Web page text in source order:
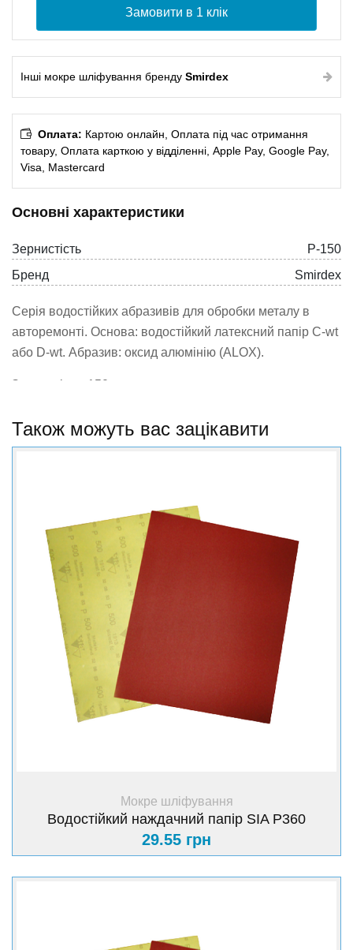
Замовити в 1 клік
Інші мокре шліфування бренду Smirdex
Оплата: Картою онлайн, Оплата під час отримання
товару, Оплата карткою у відділенні, Apple Pay, Google Pay,
Visa, Mastercard
Основні характеристики
Зернистість
P-150
Бренд
Smirdex
Серія водостійких абразивів для обробки металу в
авторемонті. Основа: водостійкий латексний папір С-wt
або D-wt. Абразив: оксид алюмінію (ALOX).
Зернистість: 150
Також можуть вас зацікавити
+ Купити
Мокре шліфування
Водостійкий наждачний папір SIA Р360
29.55 грн